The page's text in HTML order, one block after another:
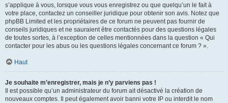
s’applique à vous, lorsque vous vous enregistrez ou que quelqu’un le fait à
votre place, contactez un conseiller juridique pour obtenir son avis. Notez que
phpBB Limited et les propriétaires de ce forum ne peuvent pas fournir de
conseils juridiques et ne sauraient être contactés pour des questions légales
de toutes sortes, à l’exception de celles mentionnées dans la question « Qui
contacter pour les abus ou les questions légales concernant ce forum ? ».
Haut
Je souhaite m’enregistrer, mais je n’y parviens pas !
Il est possible qu’un administrateur du forum ait désactivé la création de
nouveaux comptes. Il peut également avoir banni votre IP ou interdit le nom